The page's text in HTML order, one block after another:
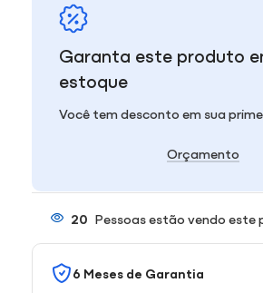
Garanta este produto
estoque
Você tem desconto em sua
Orçamento
20 Pessoas estão vendo
6 Meses de Garantia